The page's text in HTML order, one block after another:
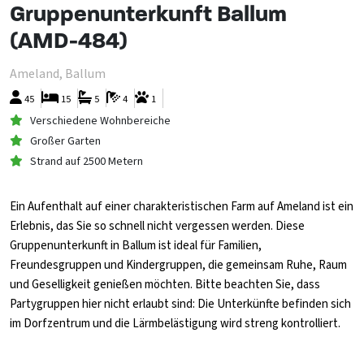
Gruppenunterkunft Ballum
(AMD-484)
Ameland, Ballum
45 1
5 4
15
Verschiedene Wohnbereiche
Großer Garten
Strand auf 2500 Metern
Ein Aufenthalt auf einer charakteristischen Farm auf Ameland ist ein
Erlebnis, das Sie so schnell nicht vergessen werden. Diese
Gruppenunterkunft in Ballum ist ideal für Familien,
Freundesgruppen und Kindergruppen, die gemeinsam Ruhe, Raum
und Geselligkeit genießen möchten. Bitte beachten Sie, dass
Partygruppen hier nicht erlaubt sind: Die Unterkünfte befinden sich
im Dorfzentrum und die Lärmbelästigung wird streng kontrolliert.